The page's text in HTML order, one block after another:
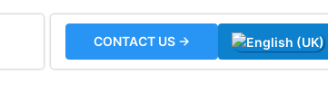
CONTACT US →